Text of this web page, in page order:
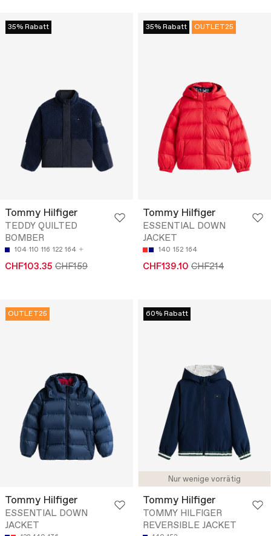
35% Rabatt
Tommy Hilfiger
TEDDY QUILTED
BOMBER
104 110 116 122 164
CHF103.35 CHF159
35% Rabatt OUTLET25
Tommy Hilfiger
ESSENTIAL DOWN
JACKET
140 152 164
CHF139.10 CHF214
OUTLET25
Tommy Hilfiger
ESSENTIAL DOWN
JACKET
Nur wenige vorrätig
60% Rabatt
Tommy Hilfiger
TOMMY HILFIGER
REVERSIBLE JACKET